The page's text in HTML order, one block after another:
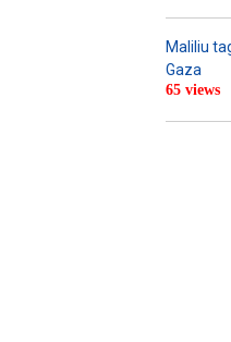
Maliliu
Gaza
65 views